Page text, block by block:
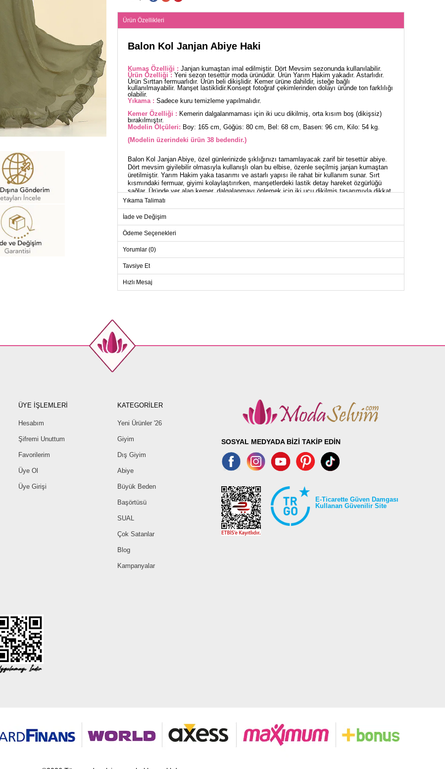
Ürün Özellikleri
Balon Kol Janjan Abiye Haki
Kumaş Özelliği : Janjan kumaştan imal edilmiştir. Dört Mevsim sezonunda kullanılabilir.
Ürün Özelliği : Yeni sezon tesettür moda ürünüdür. Ürün Yarım Hakim yakadır. Astarlıdır.
Ürün Sırttan fermuarlıdır. Ürün beli dikişlidir. Kemer ürüne dahildir, isteğe bağlı
kullanılmayabilir. Manşet lastiklidir.Konsept fotoğraf çekimlerinden dolayı üründe ton farklılığı
olabilir.
Yıkama : Sadece kuru temizleme yapılmalıdır.
Kemer Özelliği : Kemerin dalgalanmaması için iki ucu dikilmiş, orta kısım boş (dikişsiz)
bırakılmıştır.
Modelin Ölçüleri: Boy: 165 cm, Göğüs: 80 cm, Bel: 68 cm, Basen: 96 cm, Kilo: 54 kg.
(Modelin üzerindeki ürün 38 bedendir.)
Balon Kol Janjan Abiye, özel günlerinizde şıklığınızı tamamlayacak zarif bir tesettür abiye.
Dört mevsim giyilebilir olmasıyla kullanışlı olan bu elbise, özenle seçilmiş janjan kumaştan
üretilmiştir. Yarım Hakim yaka tasarımı ve astarlı yapısı ile rahat bir kullanım sunar. Sırt
kısmındaki fermuar, giyimi kolaylaştırırken, manşetlerdeki lastik detay hareket özgürlüğü
sağlar. Üründe yer alan kemer, dalgalanmayı önlemek için iki ucu dikilmiş tasarımıyla dikkat
çeker ve isteğe bağlı olarak çıkarılabilir. Kuru temizleme ile bakımı önerilir.
Beden
40
96 74
141
42
100 78 141
Yıkama Talimatı
İade ve Değişim
Ödeme Seçenekleri
Yorumlar (0)
Tavsiye Et
Hızlı Mesaj
ÜYE İŞLEMLERİ
Hesabım
Şifremi Unuttum
Favorilerim
Üye Ol
Üye Girişi
KATEGORİLER
Yeni Ürünler '26
Giyim
Dış Giyim
Abiye
Büyük Beden
Başörtüsü
SUAL
Çok Satanlar
Blog
Kampanyalar
SOSYAL MEDYADA BİZİ TAKİP EDİN
E-Ticarette Güven Damgası
Kullanan Güvenilir Site